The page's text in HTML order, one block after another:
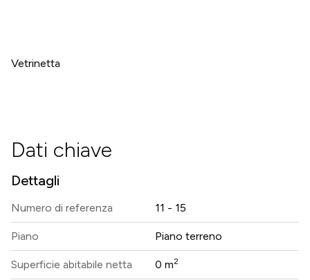
Vetrinetta
Dati chiave
Dettagli
Numero di referenza 11 - 15
Piano Piano terreno
Superficie abitabile netta 0 m2